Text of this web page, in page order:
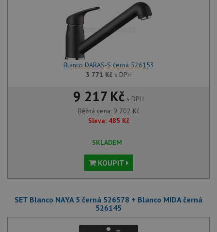
Blanco DARAS-S černá 526153
3 771 Kčs DPH
9 217 Kč s DPH
Běžná cena: 9 702 Kč
Sleva: 485 Kč
SKLADEM
KOUPIT
SET Blanco NAYA 5 černá 526578 + Blanco MIDA černá
526145